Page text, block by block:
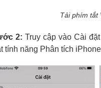
Tải phím tắt
2: Truy cập vào Cài
tính năng Phân tích iPhone